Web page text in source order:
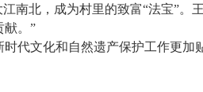
北，成为村里的致富“法宝”。
献。”
文化和自然遗产保护工作更加